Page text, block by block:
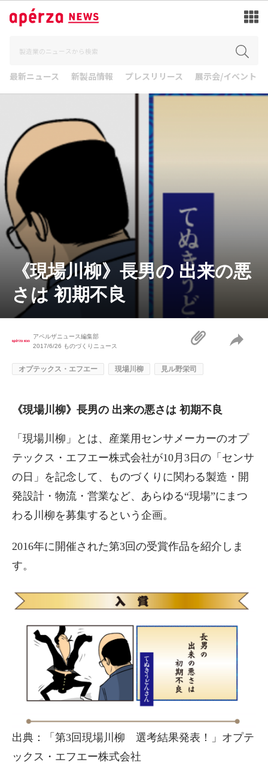
最新ニュース 新製品情報 プレスリリース 展示会/イベント
《現場川柳》長男の 出来の悪
さは 初期不良
アペルザニュース編集部
2017/6/26 ものづくりニュース
オプテックス・エフエー 現場川柳 見ル野栄司
《現場川柳》長男の 出来の悪さは 初期不良
「現場川柳」とは、産業用センサメーカーのオプ
テックス・エフエー株式会社が10月3日の「センサ
の日」を記念して、ものづくりに関わる製造・開
発設計・物流・営業など、あらゆる“現場”にまつ
わる川柳を募集するという企画。
2016年に開催された第3回の受賞作品を紹介しま
す。
出典：「第3回現場川柳 選考結果発表！」オプテ
ックス・エフエー株式会社